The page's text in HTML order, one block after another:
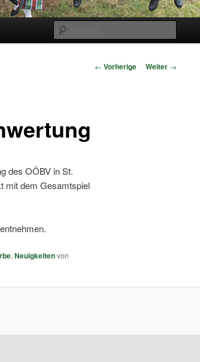
Beitrags-
← Vorherige Weiter →
des OÖBV in St.
mit dem Gesamtspiel
,Neuigkeitenvon